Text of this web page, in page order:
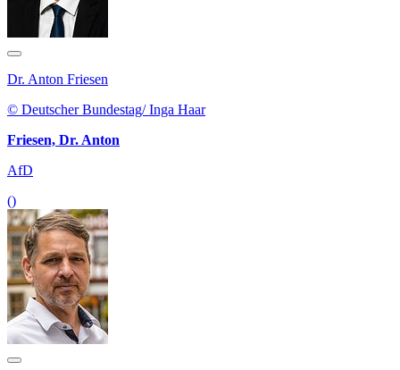
Dr. Anton Friesen
© Deutscher Bundestag/ Inga Haar
Friesen, Dr. Anton
AfD
()